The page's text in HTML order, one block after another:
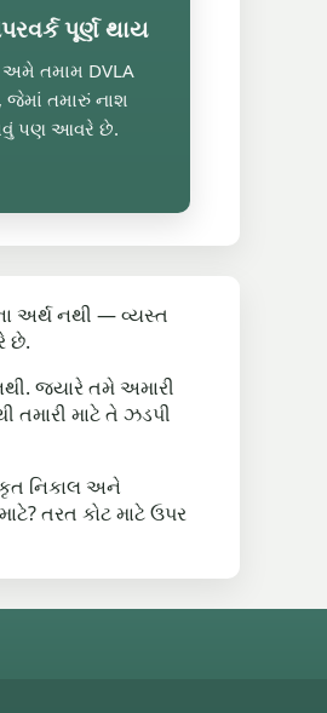
પૂર્ણ થાય
તમામ DVLA
તમારું નાશ
પણ આવરે છે.
અર્થ નથી — વ્યસ્ત
છે.
જ્યારે તમે અમારી
માટે તે ઝડપી
નિકાલ અને
તરત કોટ માટે ઉપર